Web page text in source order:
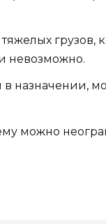
грузов,
невозможно.
назначении,
можно